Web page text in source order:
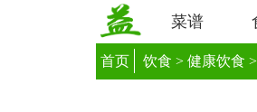
菜谱
首页 饮食 > 健康饮食